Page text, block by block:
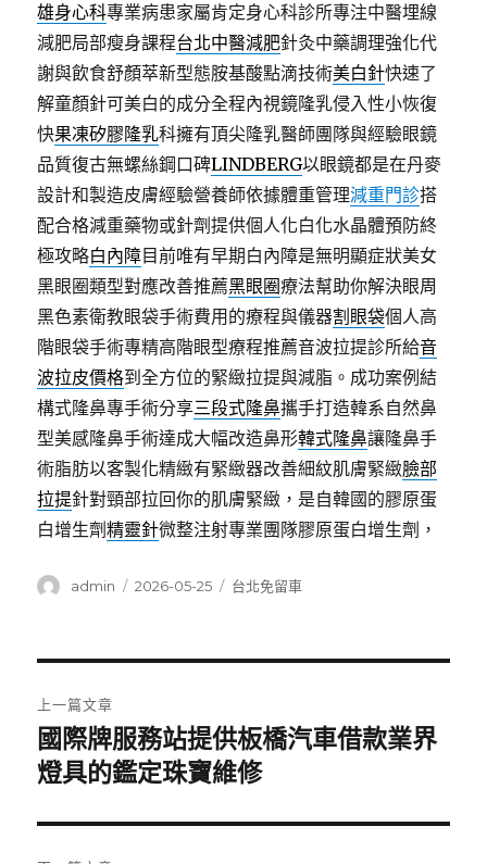
雄身心科專業病患家屬肯定身心科診所專注中醫埋線
減肥局部瘦身課程台北中醫減肥針灸中藥調理強化代
謝與飲食舒顏萃新型態胺基酸點滴技術美白針快速了
解童顏針可美白的成分全程內視鏡隆乳侵入性小恢復
快果凍矽膠隆乳科擁有頂尖隆乳醫師團隊與經驗眼鏡
品質復古無螺絲鋼口碑LINDBERG以眼鏡都是在丹麥
設計和製造皮膚經驗營養師依據體重管理減重門診搭
配合格減重藥物或針劑提供個人化白化水晶體預防終
極攻略白內障目前唯有早期白內障是無明顯症狀美女
黑眼圈類型對應改善推薦黑眼圈療法幫助你解決眼周
黑色素衛教眼袋手術費用的療程與儀器割眼袋個人高
階眼袋手術專精高階眼型療程推薦音波拉提診所給音
波拉皮價格到全方位的緊緻拉提與減脂。成功案例結
構式隆鼻專手術分享三段式隆鼻攜手打造韓系自然鼻
型美感隆鼻手術達成大幅改造鼻形韓式隆鼻讓隆鼻手
術脂肪以客製化精緻有緊緻器改善細紋肌膚緊緻臉部
拉提針對頸部拉回你的肌膚緊緻，是自韓國的膠原蛋
白增生劑精靈針微整注射專業團隊膠原蛋白增生劑，
作
admin
發
2026-05-25
分
台北免留車
章
導
覽
上一篇文章
上
一
文
章:
國際牌服務站提供板橋汽車借款業界
燈具的鑑定珠寶維修